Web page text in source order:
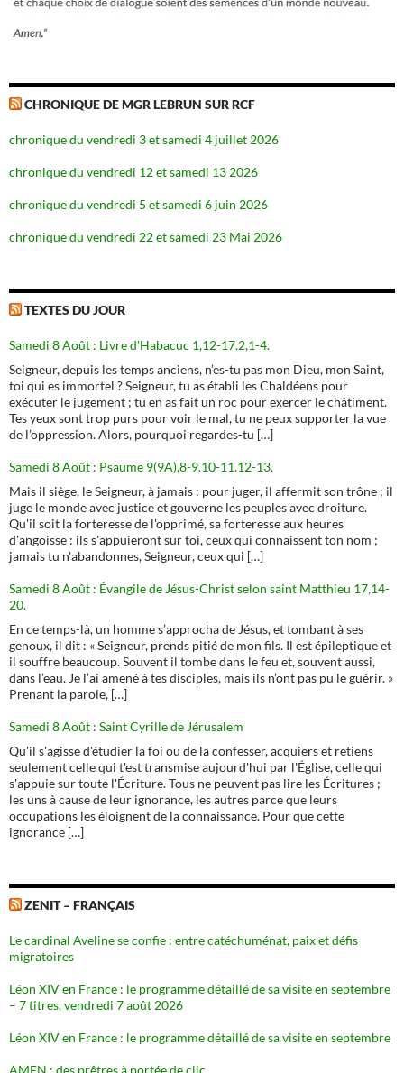
CHRONIQUE DE MGR LEBRUN SUR RCF
chronique du vendredi 3 et samedi 4 juillet 2026
chronique du vendredi 12 et samedi 13 2026
chronique du vendredi 5 et samedi 6 juin 2026
chronique du vendredi 22 et samedi 23 Mai 2026
TEXTES DU JOUR
Samedi 8 Août : Livre d'Habacuc 1,12-17.2,1-4.
Seigneur, depuis les temps anciens, n’es-tu pas mon Dieu, mon Saint,
toi qui es immortel ? Seigneur, tu as établi les Chaldéens pour
exécuter le jugement ; tu en as fait un roc pour exercer le châtiment.
Tes yeux sont trop purs pour voir le mal, tu ne peux supporter la vue
de l’oppression. Alors, pourquoi regardes-tu […]
Samedi 8 Août : Psaume 9(9A),8-9.10-11.12-13.
Mais il siège, le Seigneur, à jamais : pour juger, il affermit son trône ; il
juge le monde avec justice et gouverne les peuples avec droiture.
Qu'il soit la forteresse de l'opprimé, sa forteresse aux heures
d'angoisse : ils s'appuieront sur toi, ceux qui connaissent ton nom ;
jamais tu n'abandonnes, Seigneur, ceux qui […]
Samedi 8 Août : Évangile de Jésus-Christ selon saint Matthieu 17,14-
20.
En ce temps-là, un homme s’approcha de Jésus, et tombant à ses
genoux, il dit : « Seigneur, prends pitié de mon fils. Il est épileptique et
il souffre beaucoup. Souvent il tombe dans le feu et, souvent aussi,
dans l’eau. Je l’ai amené à tes disciples, mais ils n’ont pas pu le guérir. »
Prenant la parole, […]
Samedi 8 Août : Saint Cyrille de Jérusalem
Qu'il s'agisse d'étudier la foi ou de la confesser, acquiers et retiens
seulement celle qui t'est transmise aujourd'hui par l'Église, celle qui
s'appuie sur toute l'Écriture. Tous ne peuvent pas lire les Écritures ;
les uns à cause de leur ignorance, les autres parce que leurs
occupations les éloignent de la connaissance. Pour que cette
ignorance […]
ZENIT – FRANÇAIS
Le cardinal Aveline se confie : entre catéchuménat, paix et défis
migratoires
Léon XIV en France : le programme détaillé de sa visite en septembre
– 7 titres, vendredi 7 août 2026
Léon XIV en France : le programme détaillé de sa visite en septembre
AMEN : des prêtres à portée de clic